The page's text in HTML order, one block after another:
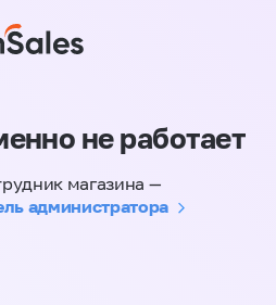
не работает
магазина —
администратора